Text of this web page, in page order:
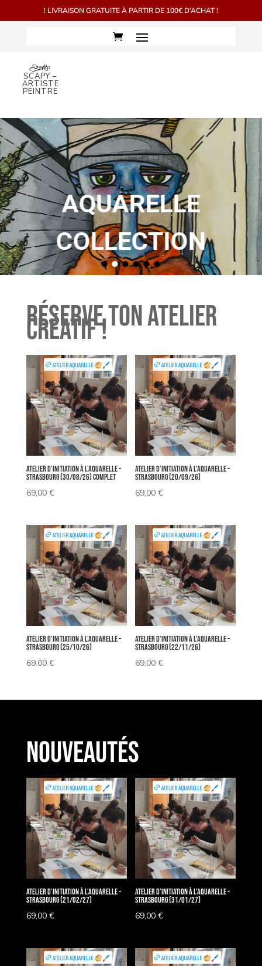
! LIVRAISON GRATUITE À PARTIR DE 100€ D’ACHAT !
SCAPY –
ARTISTE
PEINTRE
AQUARELLE
COLLECTION
réserve ton atelier
créatif !
Atelier d’Initiation à l’Aquarelle –
Strasbourg (30/08/26) COMPLET
69,00 €
Atelier d’Initiation à l’Aquarelle –
Strasbourg (20/09/26)
69,00€
Atelier d’Initiation à l’Aquarelle –
Strasbourg (25/10/26)
69,00 €
Atelier d’Initiation à l’Aquarelle –
Strasbourg (22/11/26)
69,00€
Nouveautés
Atelier d’Initiation à l’Aquarelle –
Strasbourg (21/02/27)
69,00 €
Atelier d’Initiation à l’Aquarelle –
Strasbourg (31/01/27)
69,00€